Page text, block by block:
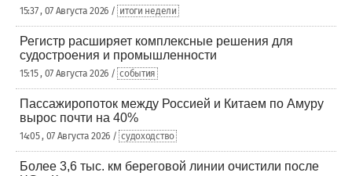
15:37 , 07 Августа 2026 / итоги недели
Регистр расширяет комплексные решения для
судостроения и промышленности
15:15 , 07 Августа 2026 / события
Пассажиропоток между Россией и Китаем по Амуру
вырос почти на 40%
14:05 , 07 Августа 2026 / судоходство
Более 3,6 тыс. км береговой линии очистили после